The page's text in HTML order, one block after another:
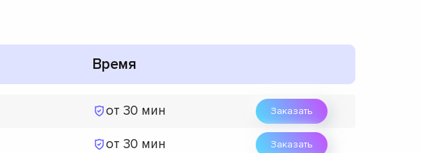
Время
от 30 мин Заказать
от 30 мин Заказать